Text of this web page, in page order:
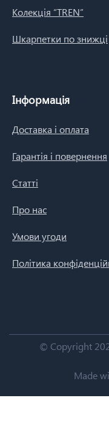
Колекція “TREN”
Шкарпетки по знижці
Інформація
Доставка і оплата
Гарантія і повернення
Статті
Про нас
Умови угоди
Політика
© Copyright
Made